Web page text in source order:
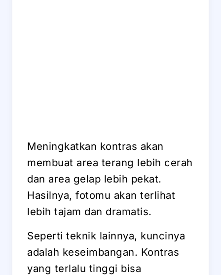
Meningkatkan kontras akan
membuat area terang lebih cerah
dan area gelap lebih pekat.
Hasilnya, fotomu akan terlihat
lebih tajam dan dramatis.
Seperti teknik lainnya, kuncinya
adalah keseimbangan. Kontras
yang terlalu tinggi bisa